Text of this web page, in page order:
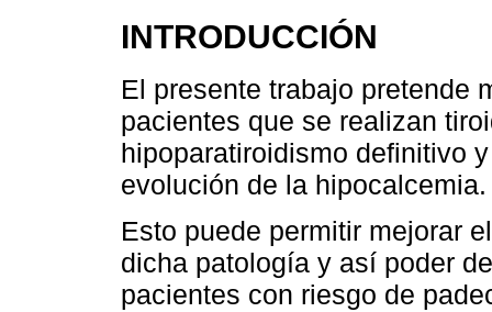
INTRODUCCIÓN
El presente trabajo pretende
pacientes que se realizan
hipoparatiroidismo definitivo
evolución de la hipocalcemia.
Esto puede permitir mejorar
dicha patología y así poder
pacientes con riesgo de